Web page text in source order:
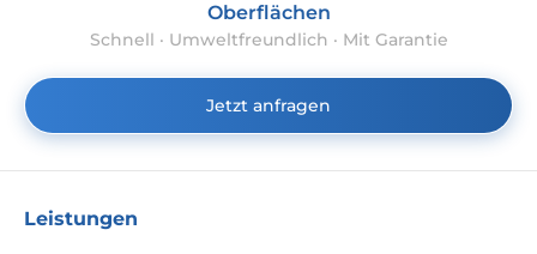
Oberflächen
Schnell · Umweltfreundlich · Mit Garantie
Jetzt anfragen
Leistungen